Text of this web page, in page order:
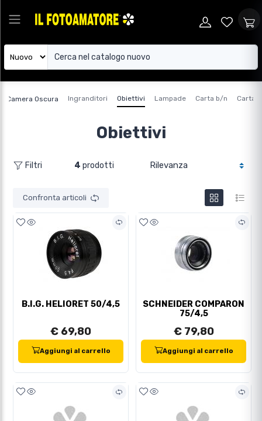
Camera Oscura Ingranditori Obiettivi Lampade Carta b/n Carta
Obiettivi
Filtri 4 prodotti
Confronta articoli
B.I.G. HELIORET 50/4,5
€ 69,80
Aggiungi al carrello
SCHNEIDER COMPARON
75/4,5
€ 79,80
Aggiungi al carrello